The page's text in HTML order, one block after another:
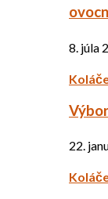
8. júla
22.